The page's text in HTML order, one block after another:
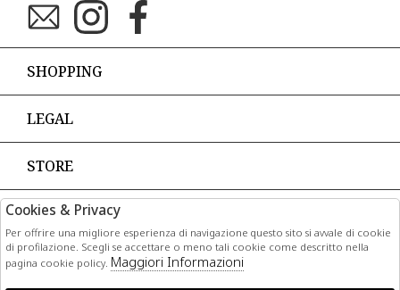
SHOPPING
LEGAL
STORE
PAGAMENTI
Cookies & Privacy
Per offrire una migliore esperienza di navigazione questo sito si avvale di cookie
di profilazione. Scegli se accettare o meno tali cookie come descritto nella
pagina cookie policy. Maggiori Informazioni